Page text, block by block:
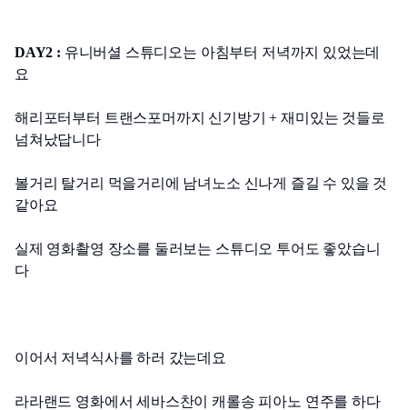
DAY2 : 유니버셜 스튜디오는 아침부터 저녁까지 있었는데
요
해리포터부터 트랜스포머까지 신기방기 + 재미있는 것들로
넘쳐났답니다
볼거리 탈거리 먹을거리에 남녀노소 신나게 즐길 수 있을 것
같아요
실제 영화촬영 장소를 둘러보는 스튜디오 투어도 좋았습니
다
이어서 저녁식사를 하러 갔는데요
라라랜드 영화에서 세바스찬이 캐롤송 피아노 연주를 하다